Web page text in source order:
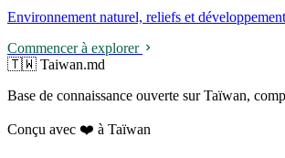
Environnement naturel, reliefs et
Commencer à explorer
🇹🇼 Taiwan.md
Base de connaissance ouverte sur Taïwan,
Conçu avec ❤️ à Taïwan